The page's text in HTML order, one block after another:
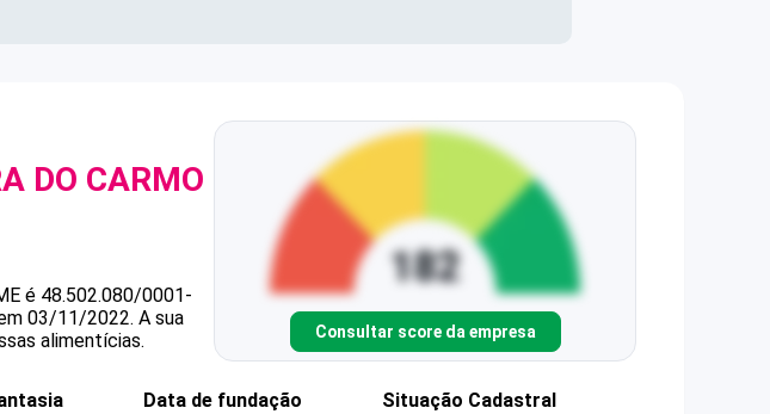
DO CARMO
é 48.502.080/0001-
03/11/2022. A sua
alimentícias. Consultar score da empresa
Data de fundação
Situação Cadastral